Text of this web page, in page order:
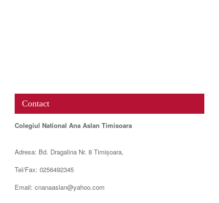
Contact
Colegiul National Ana Aslan Timisoara
Adresa: Bd. Dragalina Nr. 8 Timișoara,
Tel/Fax: 0256492345
Email: cnanaaslan@yahoo.com